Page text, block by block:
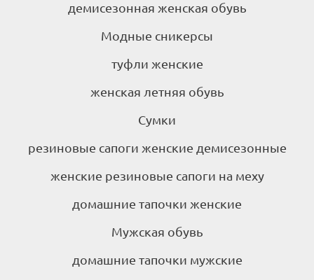
демисезонная женская обувь
Модные сникерсы
туфли женские
женская летняя обувь
Сумки
резиновые сапоги женские демисезонные
женские резиновые сапоги на меху
домашние тапочки женские
Мужская обувь
домашние тапочки мужские